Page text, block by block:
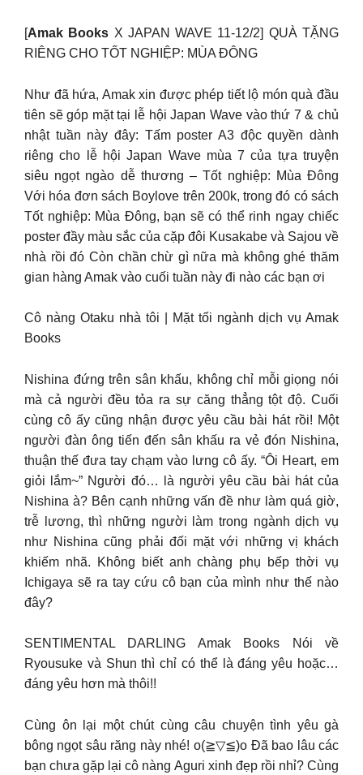
[Amak Books X JAPAN WAVE 11-12/2] QUÀ TẶNG
RIÊNG CHO TỐT NGHIỆP: MÙA ĐÔNG
Như đã hứa, Amak xin được phép tiết lộ món quà đầu
tiên sẽ góp mặt tại lễ hội Japan Wave vào thứ 7 & chủ
nhật tuần này đây: Tấm poster A3 độc quyền dành
riêng cho lễ hội Japan Wave mùa 7 của tựa truyện
siêu ngọt ngào dễ thương – Tốt nghiệp: Mùa Đông
Với hóa đơn sách Boylove trên 200k, trong đó có sách
Tốt nghiệp: Mùa Đông, bạn sẽ có thể rinh ngay chiếc
poster đầy màu sắc của cặp đôi Kusakabe và Sajou về
nhà rồi đó Còn chần chừ gì nữa mà không ghé thăm
gian hàng Amak vào cuối tuần này đi nào các bạn ơi
Cô nàng Otaku nhà tôi | Mặt tối ngành dịch vụ Amak
Books
Nishina đứng trên sân khấu, không chỉ mỗi giọng nói
mà cả người đều tỏa ra sự căng thẳng tột độ. Cuối
cùng cô ấy cũng nhận được yêu cầu bài hát rồi! Một
người đàn ông tiến đến sân khấu ra vẻ đón Nishina,
thuận thế đưa tay chạm vào lưng cô ấy. “Ôi Heart, em
giỏi lắm~” Người đó… là người yêu cầu bài hát của
Nishina à? Bên cạnh những vấn đề như làm quá giờ,
trễ lương, thì những người làm trong ngành dịch vụ
như Nishina cũng phải đối mặt với những vị khách
khiếm nhã. Không biết anh chàng phụ bếp thời vụ
Ichigaya sẽ ra tay cứu cô bạn của mình như thế nào
đây?
SENTIMENTAL DARLING Amak Books Nói về
Ryousuke và Shun thì chỉ có thể là đáng yêu hoặc…
đáng yêu hơn mà thôi!!
Cùng ôn lại một chút cùng câu chuyện tình yêu gà
bông ngọt sâu răng này nhé! o(≧▽≦)o Đã bao lâu các
bạn chưa gặp lại cô nàng Aguri xinh đẹp rồi nhỉ? Cùng